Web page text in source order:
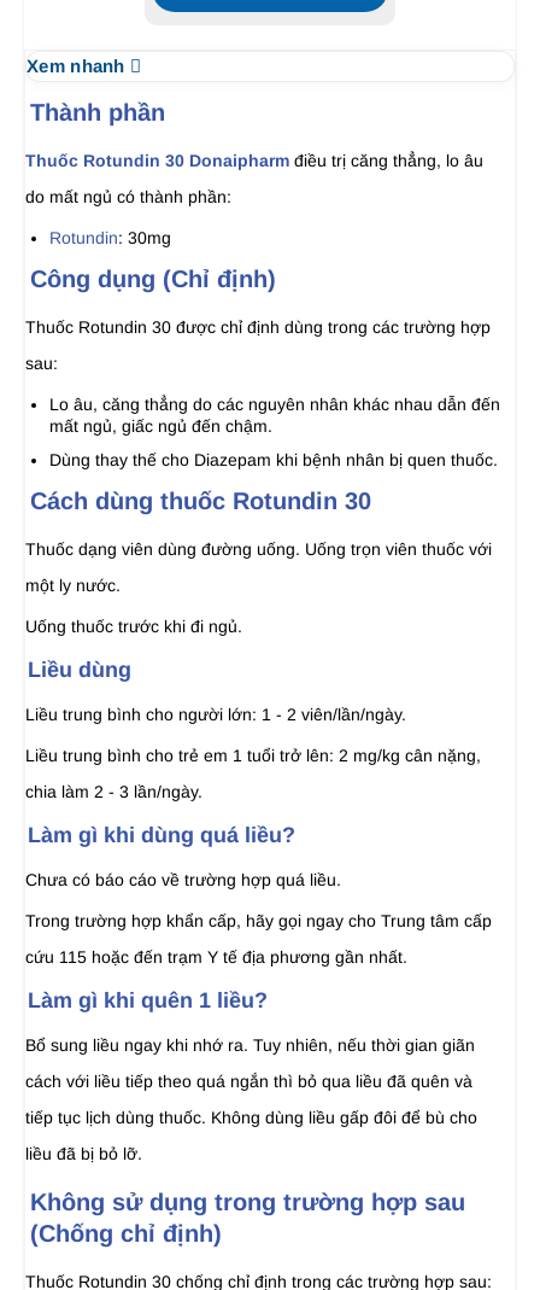
Xem nhanh
Thành phần
Thuốc Rotundin 30 Donaipharm điều trị căng thẳng, lo âu
do mất ngủ có thành phần:
Rotundin: 30mg
Công dụng (Chỉ định)
Thuốc Rotundin 30 được chỉ định dùng trong các trường hợp
sau:
Lo âu, căng thẳng do các nguyên nhân khác nhau dẫn đến
mất ngủ, giấc ngủ đến chậm.
Dùng thay thế cho Diazepam khi bệnh nhân bị quen thuốc.
Cách dùng thuốc Rotundin 30
Thuốc dạng viên dùng đường uống. Uống trọn viên thuốc với
một ly nước.
Uống thuốc trước khi đi ngủ.
Liều dùng
Liều trung bình cho người lớn: 1 - 2 viên/lần/ngày.
Liều trung bình cho trẻ em 1 tuổi trở lên: 2 mg/kg cân nặng,
chia làm 2 - 3 lần/ngày.
Làm gì khi dùng quá liều?
Chưa có báo cáo về trường hợp quá liều.
Trong trường hợp khẩn cấp, hãy gọi ngay cho Trung tâm cấp
cứu 115 hoặc đến trạm Y tế địa phương gần nhất.
Làm gì khi quên 1 liều?
Bổ sung liều ngay khi nhớ ra. Tuy nhiên, nếu thời gian giãn
cách với liều tiếp theo quá ngắn thì bỏ qua liều đã quên và
tiếp tục lịch dùng thuốc. Không dùng liều gấp đôi để bù cho
liều đã bị bỏ lỡ.
Không sử dụng trong trường hợp sau
(Chống chỉ định)
Thuốc Rotundin 30 chống chỉ định trong các trường hợp sau: